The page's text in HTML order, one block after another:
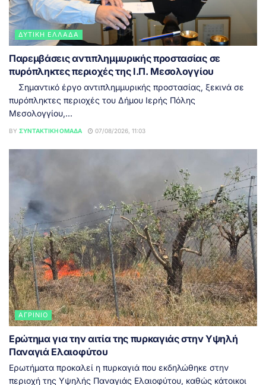
ΔΥΤΙΚΉ ΕΛΛΆΔΑ
Παρεμβάσεις αντιπλημμυρικής προστασίας σε
πυρόπληκτες περιοχές της Ι.Π. Μεσολογγίου
Σημαντικό έργο αντιπλημμυρικής προστασίας, ξεκινά σε
πυρόπληκτες περιοχές του Δήμου Ιερής Πόλης
Μεσολογγίου,...
BY ΣΥΝΤΑΚΤΙΚΉ ΟΜΆΔΑ 07/08/2026, 11:03
ΑΓΡΊΝΙΟ
Ερώτημα για την αιτία της πυρκαγιάς στην Υψηλή
Παναγιά Ελαιοφύτου
Ερωτήματα προκαλεί η πυρκαγιά που εκδηλώθηκε στην
περιοχή της Υψηλής Παναγιάς Ελαιοφύτου, καθώς κάτοικοι